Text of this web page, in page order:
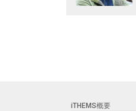
iTHEMS概要